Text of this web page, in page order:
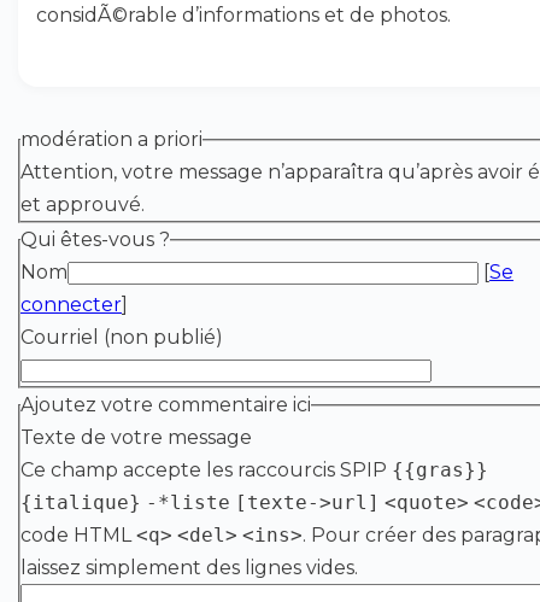
considÃ©rable d’informations et de photos.
modération a priori
Attention, votre message n’apparaîtra qu’après avoir
et approuvé.
Qui êtes-vous ?
Nom
[Se
connecter]
Courriel (non publié)
Ajoutez votre commentaire ici
Texte de votre message
Ce champ accepte les raccourcis SPIP {{gras}}
{italique} -*liste [texte->url] <quote>
code HTML<q> <del> <ins>. Pour créer des
laissez simplement des lignes vides.